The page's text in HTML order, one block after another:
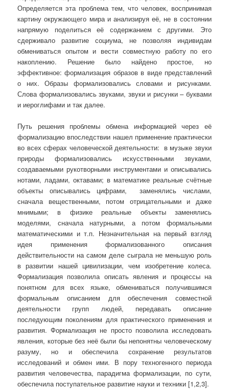
Определяется эта проблема тем, что человек, воспринимая
картину окружающего мира и анализируя её, не в состоянии
напрямую поделиться её содержанием с другими. Это
сдерживало развитие социума, не позволяя индивидам
обмениваться опытом и вести совместную работу по его
накоплению. Решение было найдено простое, но
эффективное: формализация образов в виде представлений
о них. Образы формализовались словами и рисунками.
Слова формализовались звуками, звуки и рисунки – буквами
и иероглифами и так далее.
Путь решения проблемы обмена информацией через её
формализацию впоследствии нашел применение практически
во всех сферах человеческой деятельности: в музыке звуки
природы формализовались искусственными звуками,
создаваемыми рукотворными инструментами и описывались
нотами, ладами, октавами; в математике реальные счётные
объекты описывались цифрами, заменялись числами,
сначала вещественными, потом отрицательными и даже
мнимыми; в физике реальные объекты заменялись
моделями, сначала натурными, а потом формальными
математическими и т.п. Незначительная на первый взгляд
идея применения формализованного описания
действительности на самом деле сыграла не меньшую роль
в развитии нашей цивилизации, чем изобретение колеса.
Формализация позволила описать явления и процессы на
понятном для всех языке, обмениваться получившимся
формальным описанием для обеспечения совместной
деятельности групп людей, передавать описание
последующим поколениям для практического применения и
развития. Формализация не просто позволила исследовать
явления, которые без неё были бы непонятны человеческому
разуму, но и обеспечила сохранение результатов
исследований и обмен ими. В пору техногенного периода
развития человечества, парадигма формализации, по сути,
обеспечила поступательное развитие науки и техники [1,2,3].